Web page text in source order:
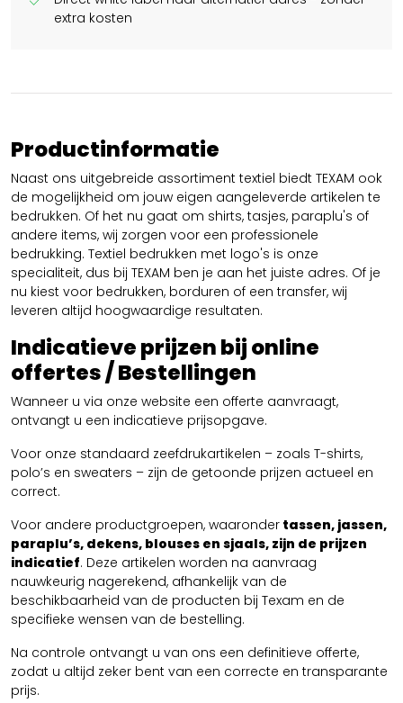
extra kosten
Productinformatie
Naast ons uitgebreide assortiment textiel biedt TEXAM ook
de mogelijkheid om jouw eigen aangeleverde artikelen te
bedrukken. Of het nu gaat om shirts, tasjes, paraplu's of
andere items, wij zorgen voor een professionele
bedrukking. Textiel bedrukken met logo's is onze
specialiteit, dus bij TEXAM ben je aan het juiste adres. Of je
nu kiest voor bedrukken, borduren of een transfer, wij
leveren altijd hoogwaardige resultaten.
Indicatieve prijzen bij online
offertes / Bestellingen
Wanneer u via onze website een offerte aanvraagt,
ontvangt u een indicatieve prijsopgave.
Voor onze standaard zeefdrukartikelen – zoals T-shirts,
polo’s en sweaters – zijn de getoonde prijzen actueel en
correct.
Voor andere productgroepen, waaronder tassen, jassen,
paraplu’s, dekens, blouses en sjaals, zijn de prijzen
indicatief. Deze artikelen worden na aanvraag
nauwkeurig nagerekend, afhankelijk van de
beschikbaarheid van de producten bij Texam en de
specifieke wensen van de bestelling.
Na controle ontvangt u van ons een definitieve offerte,
zodat u altijd zeker bent van een correcte en transparante
prijs.